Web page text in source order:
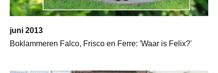
juni 2013
Boklammeren Falco, Frisco en Ferre: 'Waar is Felix?'